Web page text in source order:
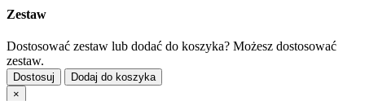
Zestaw
Dostosować zestaw lub dodać do koszyka? Możesz dostosować
zestaw.
Dostosuj
Dodaj do koszyka
×